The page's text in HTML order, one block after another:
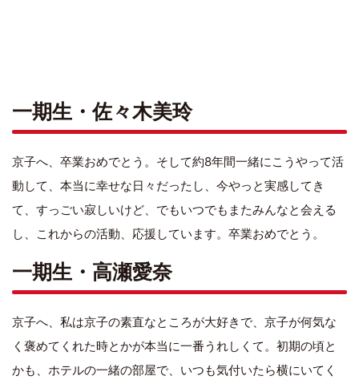
一期生・佐々木美玲
京子へ、卒業おめでとう。そして約8年間一緒にこうやって活
動して、本当に幸せな日々だったし、今やっと実感してき
て、すっごい寂しいけど、でもいつでもまたみんなと会える
し、これからの活動、応援しています。卒業おめでとう。
一期生・高瀬愛奈
京子へ、私は京子の素直なところが大好きで、京子が何気な
く褒めてくれた時とかが本当に一番うれしくて。初期の頃と
かも、ホテルの一緒の部屋で、いつも気付いたら横にいてく